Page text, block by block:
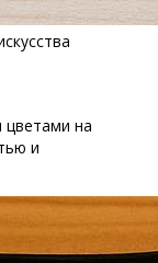
цветами на
и